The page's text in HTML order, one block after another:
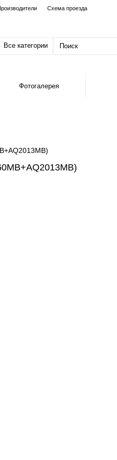
Схема проезда
Все категории
Фотогалерея